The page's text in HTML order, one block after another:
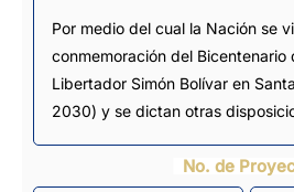
Por medio del cual la Nación se
conmemoración del Bicentenario
Libertador Simón Bolívar en
2030) y se dictan otras
No. de